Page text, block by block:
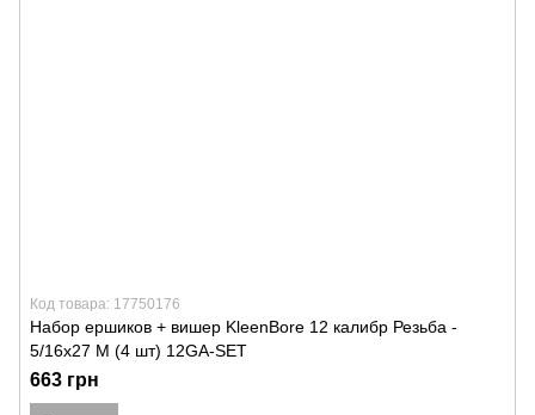
Код товара: 17750176
Набор ершиков + вишер KleenBore 12 калибр Резьба -
5/16x27 M (4 шт) 12GA-SET
663 грн